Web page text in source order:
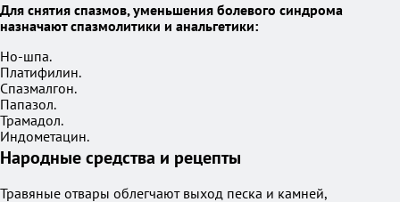
Для снятия спазмов, уменьшения болевого синдрома
назначают спазмолитики и анальгетики:
Но-шпа.
Платифилин.
Спазмалгон.
Папазол.
Трамадол.
Индометацин.
Народные средства и рецепты
Травяные отвары облегчают выход песка и камней,